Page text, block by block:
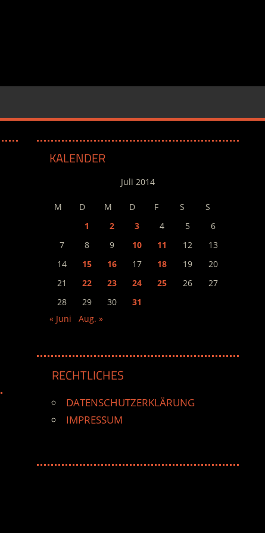
KALENDER
Juli 2014
M D M D F S
S
1
2 3 4 5
6
7
8 9 10 11 12
13
14
15 16 17 18 19
20
21
22 23 24 25 26
27
28
29 30
31
« Juni
Aug. »
RECHTLICHES
DATENSCHUTZERKLÄRUNG
IMPRESSUM